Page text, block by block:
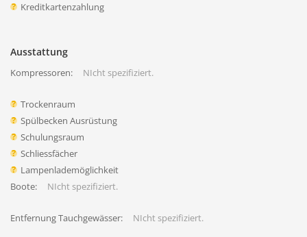
Kreditkartenzahlung
Ausstattung
Kompressoren: NIcht spezifiziert.
Trockenraum
Spülbecken Ausrüstung
Schulungsraum
Schliessfächer
Lampenlademöglichkeit
Boote:
NIcht spezifiziert.
Entfernung Tauchgewässer: NIcht spezifiziert.